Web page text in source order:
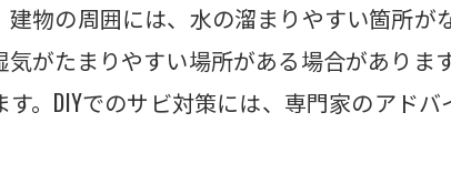
物の周囲には、水の溜まりやすい箇所が
がたまりやすい場所がある場合がありま
。DIYでのサビ対策には、専門家のアド